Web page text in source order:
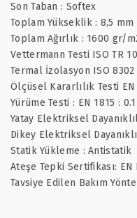
Son Taban : Softex
Toplam Yükseklik : 8,5 mm
Toplam Ağırlık : 1600 gr/
Vettermann Testi ISO TR
Termal İzolasyon ISO 8302
Ölçüsel Kararlılık Testi
Yürüme Testi : EN 1815 :
Yatay Elektriksel
Dikey Elektriksel
Statik Yükleme : Antistatik
Ateşe Tepki Sertifikası: EN
Tavsiye Edilen Bakım